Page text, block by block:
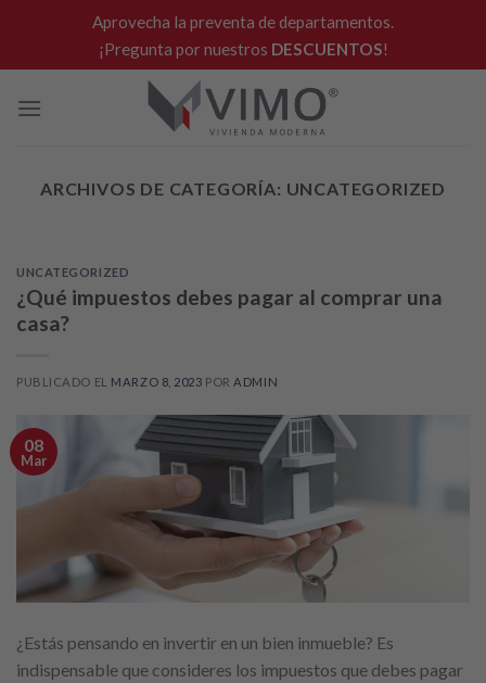
content
Aprovecha la preventa de departamentos.
¡Pregunta por nuestros DESCUENTOS!
ARCHIVOS DE CATEGORÍA: UNCATEGORIZED
UNCATEGORIZED
¿Qué impuestos debes pagar al comprar una
casa?
PUBLICADO EL MARZO 8, 2023 POR ADMIN
08
Mar
¿Estás pensando en invertir en un bien inmueble? Es
indispensable que consideres los impuestos que debes pagar